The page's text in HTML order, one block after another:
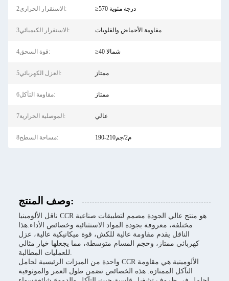
2الاستقرار الحراري: ≥570 درجة مئوية
3الاستقرار الكيميائي: مقاومة الأحماض والقلويات
4قوة السحق: ≥40 شمالا
5العزل الكهربائي: ممتاز
6مقاومة التآكل: ممتاز
7الموصلية الحرارية: عالي
8مساحة السطح: 190-210م2/جم
وصف المنتج:
ناقل الألومينيا CCR هو منتج عالي الجودة مصمم لتطبيقات صناعية
مختلفة، معروفة بجودة المواد الاستثنائية وخصائص الأداء.هذا
الناقل يقدم مقاومة عالية للكش، قوة ميكانيكية عالية، عزل
كهربائي ممتاز، وحجم المسام متوسطة، مما يجعلها خيار مثالي
للعمليات المطالبة.
واحدة من الميزات الرئيسية لحامل CCR الألومينية هي مقاومة
التآكل الممتازة. هذه الخصائص تضمن طول العمر والموثوقية